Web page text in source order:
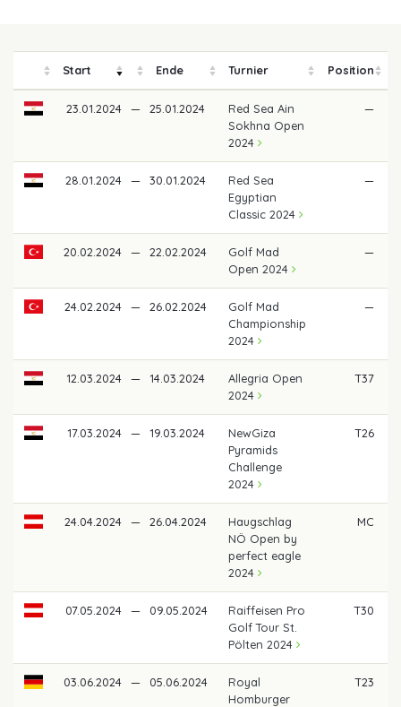
Start Ende Turnier Position
23.01.2024 — 25.01.2024
Red Sea Ain
Sokhna Open
2024
—
28.01.2024 — 30.01.2024
Red Sea
Egyptian
Classic 2024
—
20.02.2024 — 22.02.2024
Golf Mad
Open 2024
—
24.02.2024 — 26.02.2024
Golf Mad
Championship
2024
—
12.03.2024 — 14.03.2024
Allegria Open
2024
T37
17.03.2024 — 19.03.2024
NewGiza
Pyramids
Challenge
2024
T26
24.04.2024 — 26.04.2024
Haugschlag
NÖ Open by
perfect eagle
2024
MC
07.05.2024 — 09.05.2024
Raiffeisen Pro
Golf Tour St.
Pölten 2024
T30
03.06.2024 — 05.06.2024
Royal
Homburger
T23